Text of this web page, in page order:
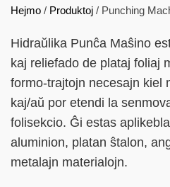
Hejmo / Produktoj / Punching
Hidraŭlika Punĉa Maŝino
kaj reliefado de plataj foliaj
formo-trajtojn necesajn kiel
kaj/aŭ por etendi la
folisekcio. Ĝi estas
aluminion, platan ŝtalon,
metalajn materialojn.